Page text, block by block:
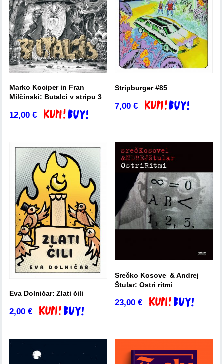
Marko Kociper in Fran
Milčinski: Butalci v stripu 3
12,00€ Dodaj v košarico
Stripburger #85
7,00€ Dodaj v košarico
Eva Dolničar: Zlati čili
2,00€ Dodaj v košarico
Srečko Kosovel & Andrej
Štular: Ostri ritmi
23,00€ Dodaj v košarico